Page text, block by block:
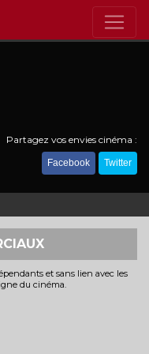
Partagez vos envies cinéma :
Facebook Twitter
et sans lien avec les
du cinéma.